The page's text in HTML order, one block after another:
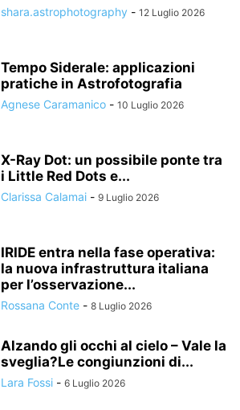
shara.astrophotography - 12 Luglio 2026
Tempo Siderale: applicazioni
pratiche in Astrofotografia
Agnese Caramanico - 10 Luglio 2026
X-Ray Dot: un possibile ponte tra
i Little Red Dots e...
Clarissa Calamai - 9 Luglio 2026
IRIDE entra nella fase operativa:
la nuova infrastruttura italiana
per l’osservazione...
Rossana Conte - 8 Luglio 2026
Alzando gli occhi al cielo – Vale la
sveglia?Le congiunzioni di...
Lara Fossi - 6 Luglio 2026